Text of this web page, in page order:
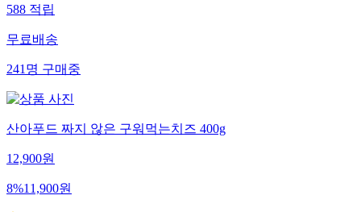
588 적립
무료배송
241 명 구매중
산아푸드 짜지 않은 구워먹는치즈 400g
12,900원
8%11,900원